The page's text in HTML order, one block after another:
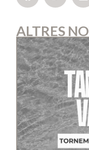
ALTRES